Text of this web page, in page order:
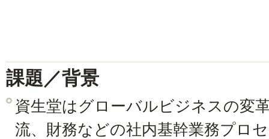
課題／背景
資生堂はグローバルビジネスの変
流、財務などの社内基幹業務プロ